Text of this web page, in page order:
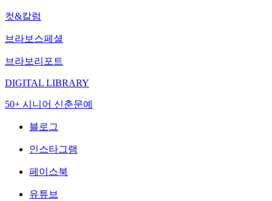
컷&칼럼
브라보스페셜
브라보리포트
DIGITAL LIBRARY
50+ 시니어 신춘문예
블로그
인스타그램
페이스북
유튜브